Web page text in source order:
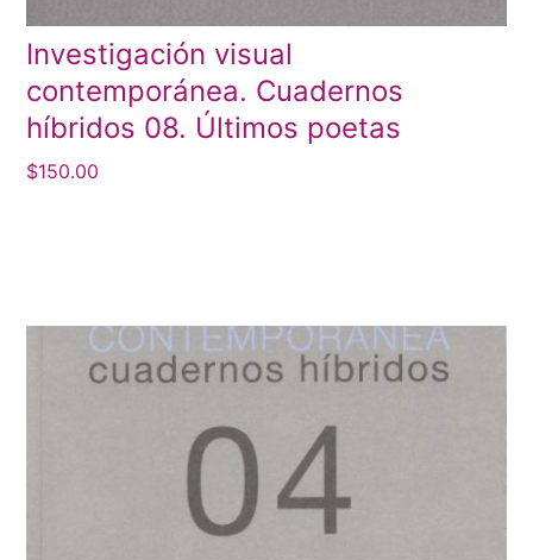
Investigación visual
contemporánea. Cuadernos
híbridos 08. Últimos poetas
$150.00